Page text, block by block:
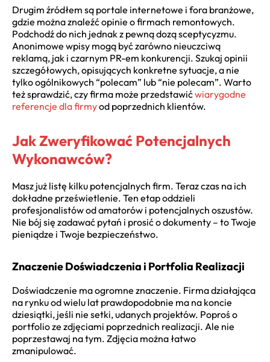
Drugim źródłem są portale internetowe i fora branżowe,
gdzie można znaleźć opinie o firmach remontowych.
Podchodź do nich jednak z pewną dozą sceptycyzmu.
Anonimowe wpisy mogą być zarówno nieuczciwą
reklamą, jak i czarnym PR-em konkurencji. Szukaj opinii
szczegółowych, opisujących konkretne sytuacje, a nie
tylko ogólnikowych “polecam” lub “nie polecam”. Warto
też sprawdzić, czy firma może przedstawićwiarygodne
referencje dla firmyod poprzednich klientów.
Jak Zweryfikować Potencjalnych
Wykonawców?
Masz już listę kilku potencjalnych firm. Teraz czas na ich
dokładne prześwietlenie. Ten etap oddzieli
profesjonalistów od amatorów i potencjalnych oszustów.
Nie bój się zadawać pytań i prosić o dokumenty – to Twoje
pieniądze i Twoje bezpieczeństwo.
Znaczenie Doświadczenia i Portfolia Realizacji
Doświadczenie ma ogromne znaczenie. Firma działająca
na rynku od wielu lat prawdopodobnie ma na koncie
dziesiątki, jeśli nie setki, udanych projektów. Poproś o
portfolio ze zdjęciami poprzednich realizacji. Ale nie
poprzestawaj na tym. Zdjęcia można łatwo
zmanipulować.